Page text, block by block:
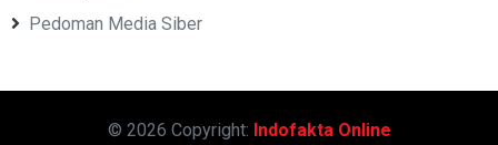
Pedoman Media Siber
© 2026 Copyright: Indofakta Online